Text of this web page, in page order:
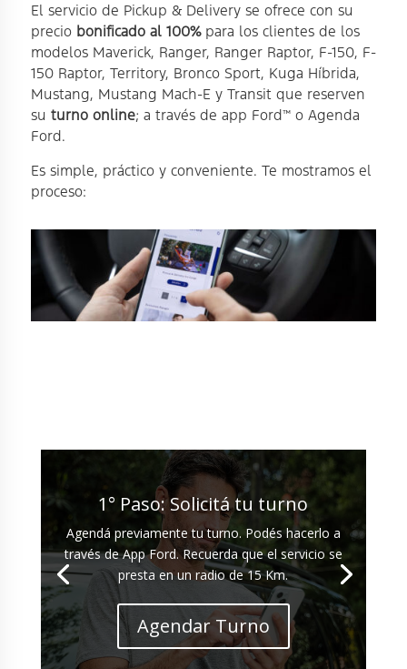
El servicio de Pickup & Delivery se ofrece con su
precio bonificado al 100% para los clientes de los
modelos Maverick, Ranger, Ranger Raptor, F-150, F-
150 Raptor, Territory, Bronco Sport, Kuga Híbrida,
Mustang, Mustang Mach-E y Transit que reserven
su turno online; a través de app Ford™ o Agenda
Ford.
Es simple, práctico y conveniente. Te mostramos el
proceso:
1° Paso: Solicitá tu turno
Agendá previamente tu turno. Podés hacerlo a
través de App Ford. Recuerda que el servicio se
presta en un radio de 15 Km.
Agendar Turno